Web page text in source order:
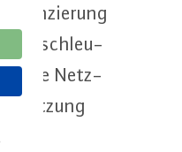
be­schleu­
die Netz­